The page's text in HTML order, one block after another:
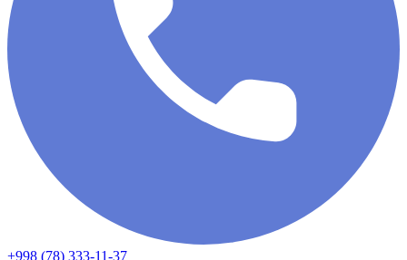
+998 (78) 333-11-37